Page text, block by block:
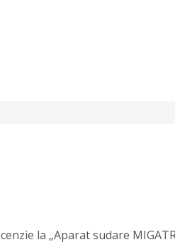
la „Aparat sudare